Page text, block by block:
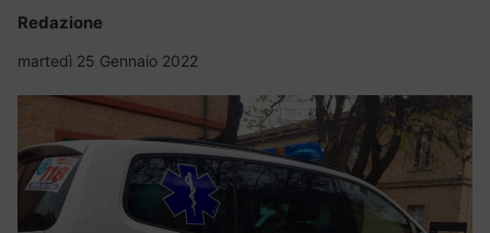
Redazione
martedì 25 Gennaio 2022